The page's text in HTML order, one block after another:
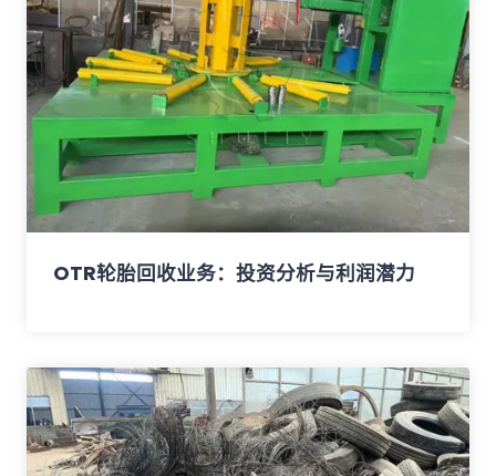
OTR轮胎回收业务：投资分析与利润潜力